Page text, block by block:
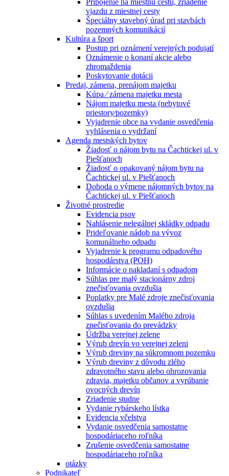
Pripojenie na miestnu cestu, zriadenie
vjazdu z miestnej cesty
Špeciálny stavebný úrad pri stavbách
pozemných komunikácií
Kultúra a šport
Postup pri oznámení verejných podujatí
Oznámenie o konaní akcie alebo
zhromaždenia
Poskytovanie dotácii
Predaj, zámena, prenájom majetku
Kúpa ⁄ zámena majetku mesta
Nájom majetku mesta (nebytové
priestory⁄pozemky)
Vyjadrenie obce na vydanie osvedčenia
vyhlásenia o vydržaní
Agenda mestských bytov
Žiadosť o nájom bytu na Čachtickej ul. v
Piešťanoch
Žiadosť o opakovaný nájom bytu na
Čachtickej ul. v Piešťanoch
Dohoda o výmene nájomných bytov na
Čachtickej ul. v Piešťanoch
Životné prostredie
Evidencia psov
Nahlásenie nelegálnej skládky odpadu
Prideľovanie nádob na vývoz
komunálneho odpadu
Vyjadrenie k programu odpadového
hospodárstva (POH)
Informácie o nakladaní s odpadom
Súhlas pre malý stacionárny zdroj
znečisťovania ovzdušia
Poplatky pre Malé zdroje znečisťovania
ovzdušia
Súhlas s uvedením Malého zdroja
znečisťovania do prevádzky
Údržba verejnej zelene
Výrub drevín vo verejnej zeleni
Výrub dreviny na súkromnom pozemku
Výrub dreviny z dôvodu zlého
zdravotného stavu alebo ohrozovania
zdravia, majetku občanov a vyrúbanie
ovocných drevín
Zriadenie studne
Vydanie rybárskeho lístka
Evidencia včelstva
Vydanie osvedčenia samostatne
hospodáriaceho roľníka
Zrušenie osvedčenia samostatne
hospodáriaceho roľníka
otázky
Podnikateľ